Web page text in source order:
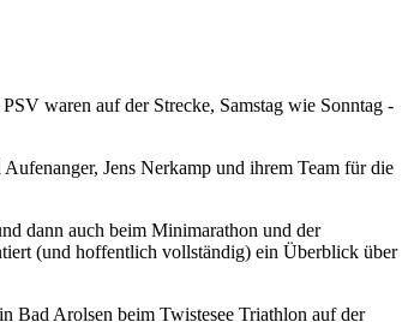
waren auf der Strecke, Samstag wie Sonntag -
Jens Nerkamp und ihrem Team für die
dann auch beim Minimarathon und der
(und hoffentlich vollständig) ein Überblick über
Bad Arolsen beim Twistesee Triathlon auf der